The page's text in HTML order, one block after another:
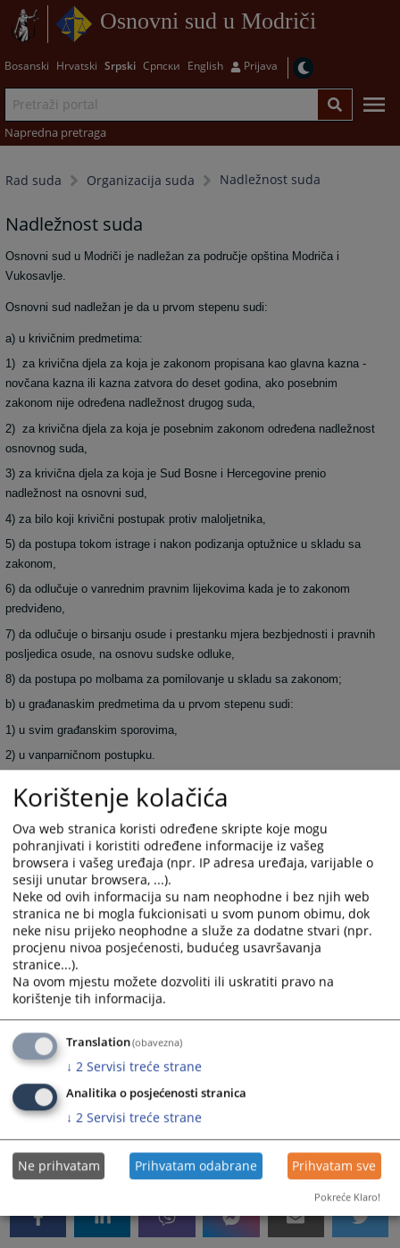
Osnovni sud u Modriči
Bosanski Hrvatski Srpski Српски English Prijava
Napredna pretraga
Rad suda Organizacija suda Nadležnost suda
Nadležnost suda
Osnovni sud u Modriči je nadležan za područje opština Modriča i
Vukosavlje.
Osnovni sud nadležan je da u prvom stepenu sudi:
a) u krivičnim predmetima:
1) za krivična djela za koja je zakonom propisana kao glavna kazna -
novčana kazna ili kazna zatvora do deset godina, ako posebnim
zakonom nije određena nadležnost drugog suda,
2) za krivična djela za koja je posebnim zakonom određena nadležnost
osnovnog suda,
3) za krivična djela za koja je Sud Bosne i Hercegovine prenio
nadležnost na osnovni sud,
4) za bilo koji krivični postupak protiv maloljetnika,
5) da postupa tokom istrage i nakon podizanja optužnice u skladu sa
zakonom,
6) da odlučuje o vanrednim pravnim lijekovima kada je to zakonom
predviđeno,
7) da odlučuje o birsanju osude i prestanku mjera bezbjednosti i pravnih
posljedica osude, na osnovu sudske odluke,
8) da postupa po molbama za pomilovanje u skladu sa zakonom;
b) u građanaskim predmetima da u prvom stepenu sudi:
1) u svim građanskim sporovima,
2) u vanparničnom postupku.
1) u svim prekršajnim predmetima,
2) o zahtjevima za ponavljanje prekršajnog postupka;
g) u drugim predmetima:
1) da sprovodi izvršni postupak, ako zakonom nije drugačije određeno;
2) da određuje mjere obezbjeđenja, ako zakonom nije drugačije
određeno;
3) da rješava u posebnim postupcima, ako zakonom nije drugačije
određeno;
d) da obavlja zemljišno-knjižne poslove, u skladu sa zakonom;
4) da pruža pravnu pomoć sudovima u Bosni i Hercegovini;
5) da vrši poslove međunarodne pravne pomoći, ako zakonom nije
određeno da neke od tih poslova vrši okružni sud;
6) da vrši poslove upisa registracije udruženja građana;
7) da vrši druge poslove određene zakonom.
3355PREGLEDA
Korištenje kolačića
Ova web stranica koristi određene skripte koje mogu
pohranjivati i koristiti određene informacije iz vašeg
browsera i vašeg uređaja (npr. IP adresa uređaja, varijable o
sesiji unutar browsera, ...).
Neke od ovih informacija su nam neophodne i bez njih web
stranica ne bi mogla fukcionisati u svom punom obimu, dok
neke nisu prijeko neophodne a služe za dodatne stvari (npr.
procjenu nivoa posjećenosti, budućeg usavršavanja
stranice...).
Na ovom mjestu možete dozvoliti ili uskratiti pravo na
korištenje tih informacija.
Translation(obavezna)
↓ 2 Servisi treće strane
Analitika o posjećenosti stranica
↓ 2 Servisi treće strane
Ne prihvatam Prihvatam odabrane Prihvatam sve
Pokreće Klaro!